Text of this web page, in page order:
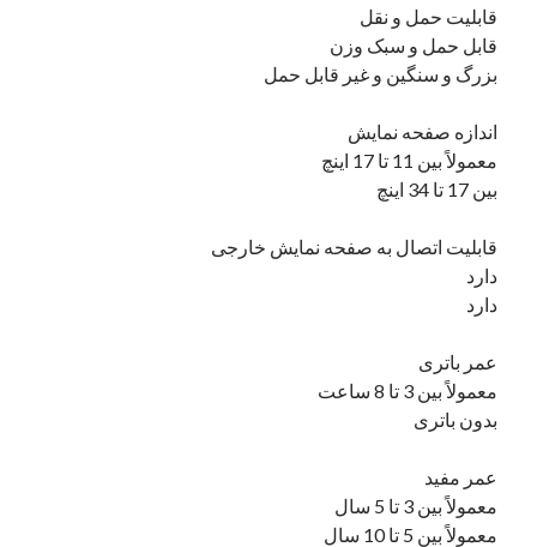
قابلیت حمل و نقل
قابل حمل و سبک وزن
بزرگ و سنگین و غیر قابل حمل
اندازه صفحه نمایش
معمولاً بین 11 تا 17 اینچ
بین 17 تا 34 اینچ
قابلیت اتصال به صفحه نمایش خارجی
دارد
دارد
عمر باتری
معمولاً بین 3 تا 8 ساعت
بدون باتری
عمر مفید
معمولاً بین 3 تا 5 سال
معمولاً بین 5 تا 10 سال